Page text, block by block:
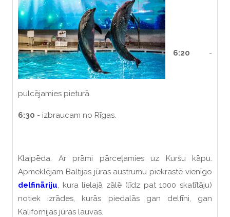
6:20 -
pulcējamies pieturā.
6:30 - izbraucam no Rīgas.
Klaipēda. Ar prāmi pārceļamies uz Kuršu kāpu.
Apmeklējam Baltijas jūras austrumu piekrastē vienīgo
delfināriju, kura lielajā zālē (līdz pat 1000 skatītāju)
notiek izrādes, kurās piedalās gan delfīni, gan
Kalifornijas jūras lauvas.